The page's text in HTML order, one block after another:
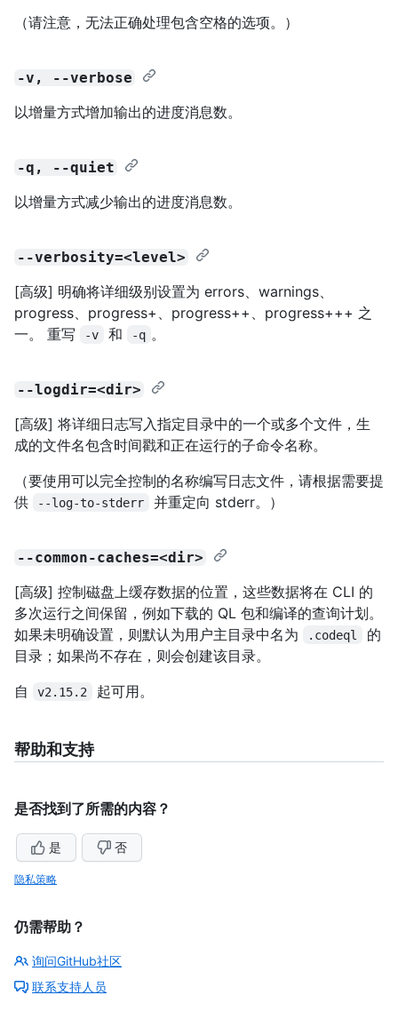
（请注意，无法正确处理包含空格的选项。）
-v, --verbose
以增量方式增加输出的进度消息数。
-q, --quiet
以增量方式减少输出的进度消息数。
--verbosity=<level>
[高级] 明确将详细级别设置为 errors、warnings、
progress、progress+、progress++、progress+++ 之
一。 重写
-v 和 -q 。
--logdir=<dir>
[高级] 将详细日志写入指定目录中的一个或多个文件，生
成的文件名包含时间戳和正在运行的子命令名称。
（要使用可以完全控制的名称编写日志文件，请根据需要提
供
--log-to-stderr 并重定向 stderr。）
--common-caches=<dir>
[高级] 控制磁盘上缓存数据的位置，这些数据将在 CLI 的
多次运行之间保留，例如下载的 QL 包和编译的查询计划。
如果未明确设置，则默认为用户主目录中名为
.codeql
的
目录；如果尚不存在，则会创建该目录。
自
v2.15.2 起可用。
帮助和支持
是否找到了所需的内容？
是 否
隐私策略
仍需帮助？
询问GitHub社区
联系支持人员